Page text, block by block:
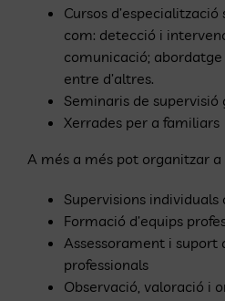
Cursos
com: detecció i
comunicació;
entre d’altres.
Seminaris de supervisió
Xerrades per a familiars
A més a més pot organitzar
Supervisions individuals
Formació d’equips
Assessorament i suport
professionals
Observació, valoració i